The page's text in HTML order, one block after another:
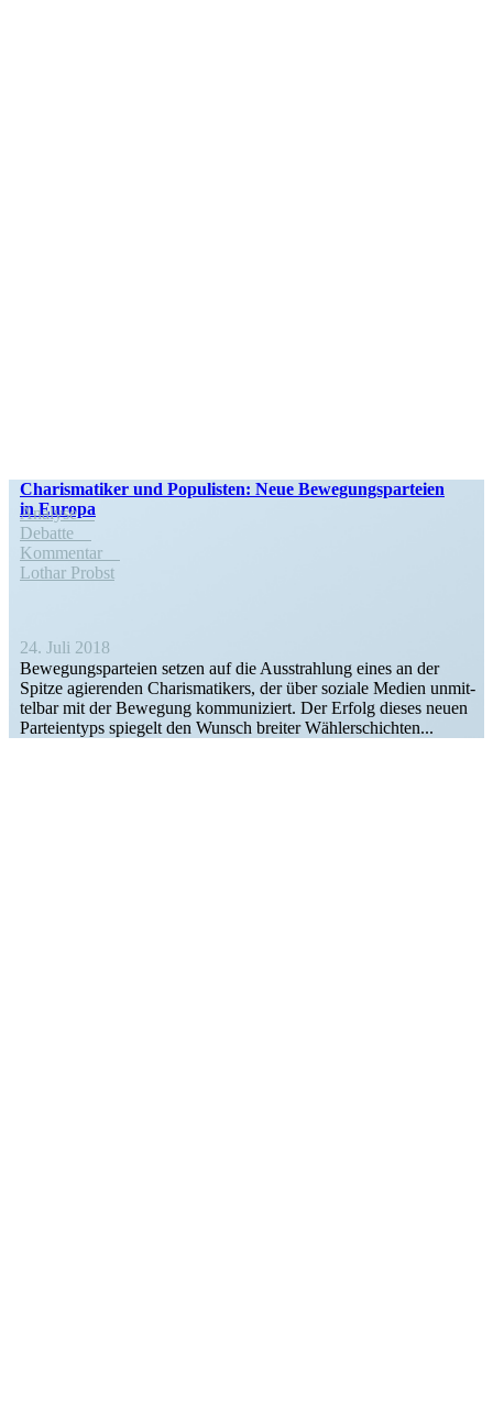
Charis­ma­tiker und Populisten: Neue Bewegungs­par­teien
in Europa
Analyse
Debatte
Kommentar
Lothar Probst
24. Juli 2018
Bewegungs­par­teien setzen auf die Ausstrahlung eines an der
Spitze agierenden Charis­ma­tikers, der über soziale Medien unmit­
telbar mit der Bewegung kommu­ni­ziert. Der Erfolg dieses neuen
Partei­entyps spiegelt den Wunsch breiter Wählerschichten...